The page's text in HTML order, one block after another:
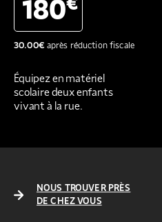
180€
30.00€après réduction fiscale
Équipez en matériel
scolaire deux enfants
vivant à la rue.
NOUS TROUVER PRÈS
DE CHEZ VOUS